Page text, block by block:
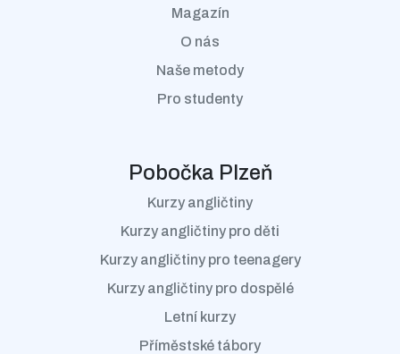
Magazín
O nás
Naše metody
Pro studenty
Pobočka Plzeň
Kurzy angličtiny
Kurzy angličtiny pro děti
Kurzy angličtiny pro teenagery
Kurzy angličtiny pro dospělé
Letní kurzy
Příměstské tábory